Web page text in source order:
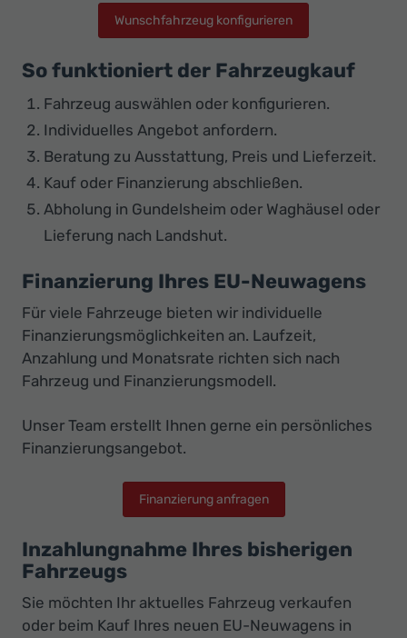
Wunschfahrzeug konfigurieren
So funktioniert der Fahrzeugkauf
Fahrzeug auswählen oder konfigurieren.
Individuelles Angebot anfordern.
Beratung zu Ausstattung, Preis und Lieferzeit.
Kauf oder Finanzierung abschließen.
Abholung in Gundelsheim oder Waghäusel oder
Lieferung nach Landshut.
Finanzierung Ihres EU-Neuwagens
Für viele Fahrzeuge bieten wir individuelle
Finanzierungsmöglichkeiten an. Laufzeit,
Anzahlung und Monatsrate richten sich nach
Fahrzeug und Finanzierungsmodell.
Unser Team erstellt Ihnen gerne ein persönliches
Finanzierungsangebot.
Finanzierung anfragen
Inzahlungnahme Ihres bisherigen
Fahrzeugs
Sie möchten Ihr aktuelles Fahrzeug verkaufen
oder beim Kauf Ihres neuen EU-Neuwagens in